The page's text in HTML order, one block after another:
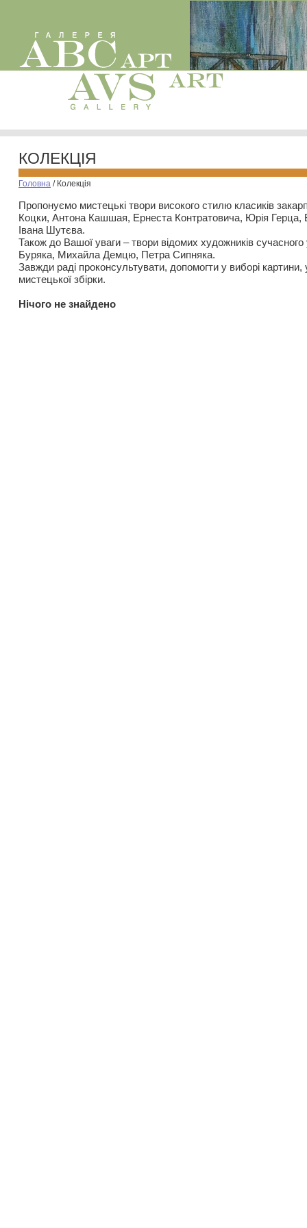
КОЛЕКЦІЯ
Головна / Колекція
Пропонуємо мистецькі твори високого стилю класиків
Коцки, Антона Кашшая, Ернеста Контратовича, Юрія
Івана Шутєва.
Також до Вашої уваги – твори відомих художників
Буряка, Михайла Демцю, Петра Сипняка.
Завжди раді проконсультувати, допомогти у виборі картини,
мистецької збірки.
Нiчого не знайдено